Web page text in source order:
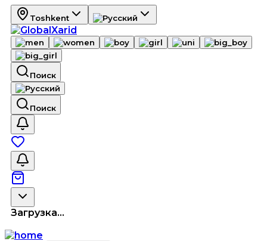
Toshkent
Поиск
Поиск
Загрузка...